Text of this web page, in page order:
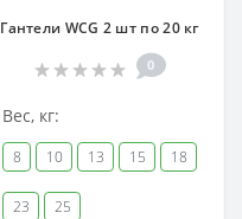
Гантели WCG 2 шт по 20 кг
0
Вес, кг:
8 10 13 15 18
23 25